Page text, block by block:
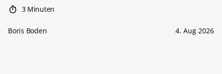
3 Minuten
Boris Boden 4. Aug 2026